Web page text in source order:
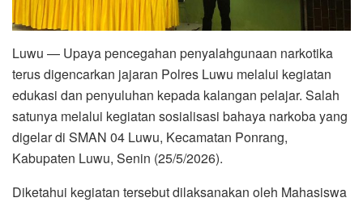
Luwu — Upaya pencegahan penyalahgunaan narkotika
terus digencarkan jajaran Polres Luwu melalui kegiatan
edukasi dan penyuluhan kepada kalangan pelajar. Salah
satunya melalui kegiatan sosialisasi bahaya narkoba yang
digelar di SMAN 04 Luwu, Kecamatan Ponrang,
Kabupaten Luwu, Senin (25/5/2026).
Diketahui kegiatan tersebut dilaksanakan oleh Mahasiswa